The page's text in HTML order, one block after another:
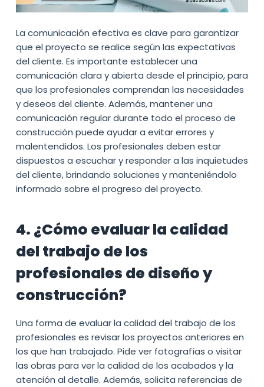
La comunicación efectiva es clave para garantizar
que el proyecto se realice según las expectativas
del cliente. Es importante establecer una
comunicación clara y abierta desde el principio, para
que los profesionales comprendan las necesidades
y deseos del cliente. Además, mantener una
comunicación regular durante todo el proceso de
construcción puede ayudar a evitar errores y
malentendidos. Los profesionales deben estar
dispuestos a escuchar y responder a las inquietudes
del cliente, brindando soluciones y manteniéndolo
informado sobre el progreso del proyecto.
4. ¿Cómo evaluar la calidad
del trabajo de los
profesionales de diseño y
construcción?
Una forma de evaluar la calidad del trabajo de los
profesionales es revisar los proyectos anteriores en
los que han trabajado. Pide ver fotografías o visitar
las obras para ver la calidad de los acabados y la
atención al detalle. Además, solicita referencias de